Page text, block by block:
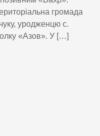
громада
уродженцю с.
«Азов». У […]